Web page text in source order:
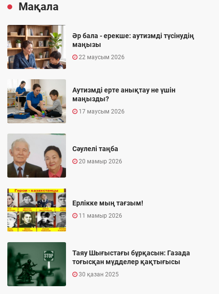
Мақала
Әр бала - ерекше: аутизмді түсінудің
маңызы
22 маусым 2026
Аутизмді ерте анықтау не үшін
маңызды?
17 маусым 2026
Сәулелі таңба
20 мамыр 2026
Ерлікке мың тағзым!
11 мамыр 2026
Таяу Шығыстағы бұрқасын: Газада
тоғысқан мүдделер қақтығысы
30 қазан 2025